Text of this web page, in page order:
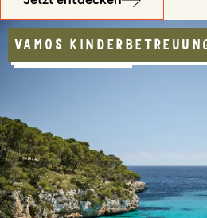
VAMOS
VAMOS
APPARTEMENT